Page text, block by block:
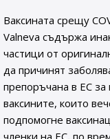
Ваксината срещу
Valneva съдържа
частици от
да причинят
препоръчана в ЕС
ваксините, които
подпомогне
членки на ЕС, по